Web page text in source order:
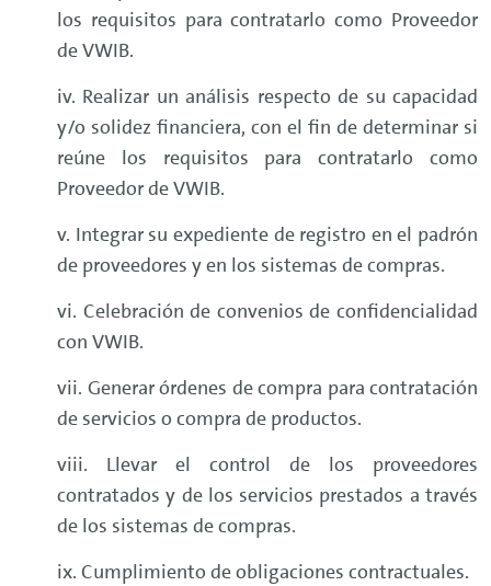
los requisitos para contratarlo como Proveedor
de VWIB.
iv. Realizar un análisis respecto de su capacidad
y/o solidez financiera, con el fin de determinar si
reúne los requisitos para contratarlo como
Proveedor de VWIB.
v. Integrar su expediente de registro en el padrón
de proveedores y en los sistemas de compras.
vi. Celebración de convenios de confidencialidad
con VWIB.
vii. Generar órdenes de compra para contratación
de servicios o compra de productos.
viii. Llevar el control de los proveedores
contratados y de los servicios prestados a través
de los sistemas de compras.
ix. Cumplimiento de obligaciones contractuales.